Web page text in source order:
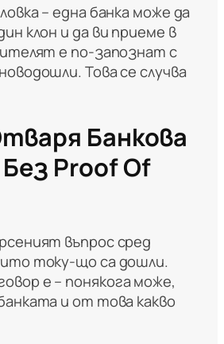
– една банка може да
клон и да ви приеме в
е по-запознат с
Това се случва
Банкова
Proof Of
въпрос сред
току-що са дошли.
е – понякога може,
и от това какво